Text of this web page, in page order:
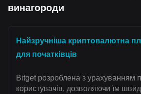
винагороди
Найзручніша криптовалютна
для початківців
Bitget розроблена з урахуванням
користувачів, дозволяючи їм